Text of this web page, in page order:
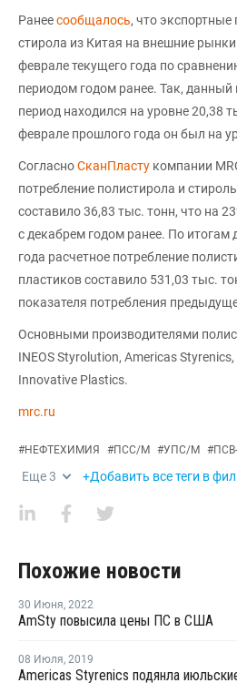
Ранеесообщалось, что
стирола из Китая на внешние
феврале текущего года по
периодом годом ранее. Так, данный
период находился на уровне 20,38
феврале прошлого года он был на
СогласноСканПласту компании
потребление полистирола и
составило 36,83 тыс. тонн, что на
с декабрем годом ранее. По итогам
года расчетное потребление
пластиков составило 531,03 тыс.
показателя потребления
Основными производителями
INEOS Styrolution, Americas
Innovative Plastics.
mrc.ru
#НЕФТЕХИМИЯ #ПСС/М #УПС/М #
Еще3 +Добавить все теги в
Похожие новости
30 Июня, 2022
AmSty повысила цены ПС в США
08 Июля, 2019
Americas Styrenics подянла